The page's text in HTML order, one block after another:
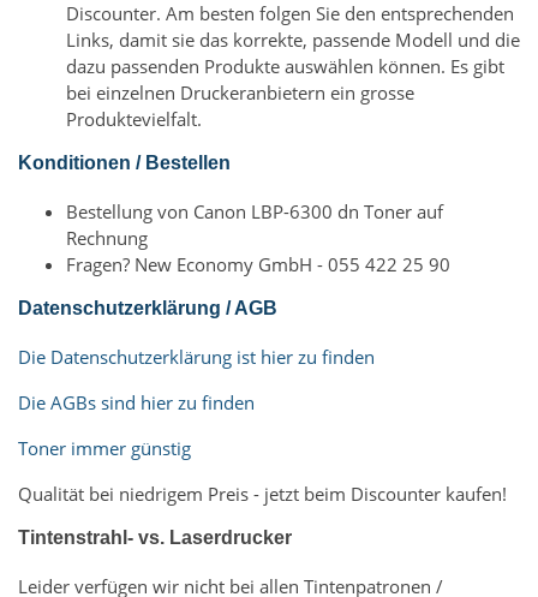
Discounter. Am besten folgen Sie den entsprechenden
Links, damit sie das korrekte, passende Modell und die
dazu passenden Produkte auswählen können. Es gibt
bei einzelnen Druckeranbietern ein grosse
Produktevielfalt.
Konditionen / Bestellen
Bestellung von Canon LBP-6300 dn Toner auf
Rechnung
Fragen? New Economy GmbH - 055 422 25 90
Datenschutzerklärung / AGB
Die Datenschutzerklärung ist hier zu finden
Die AGBs sind hier zu finden
Toner immer günstig
Qualität bei niedrigem Preis - jetzt beim Discounter kaufen!
Tintenstrahl- vs. Laserdrucker
Leider verfügen wir nicht bei allen Tintenpatronen /